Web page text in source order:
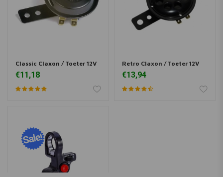
Classic Claxon / Toeter 12V
€11,18
Retro Claxon / Toeter 12V
€13,94